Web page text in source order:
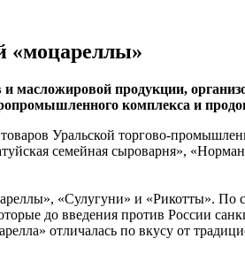
«моцареллы»
масложировой продукции,
комплекса и
Уральской торгово-
семейная сыроварня»,
«Сулугуни» и «Рикотты». По
до введения против России
отличалась по вкусу от